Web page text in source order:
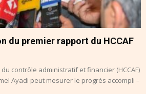
du premier rapport du HCCAF
contrôle administratif et financier (HCCAF)
Ayadi peut mesurer le progrès accompli –